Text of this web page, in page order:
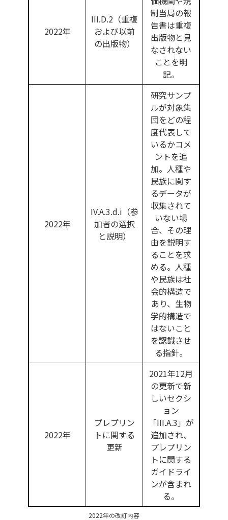
2022年
III.D.2（重複
および以前
の出版物）
制当局の報
告書は重複
出版物と見
なされない
ことを明
記。
2022年
IV.A.3.d.i（参
加者の選択
と説明）
研究サンプ
ルが対象集
団をどの程
度代表して
いるかコメ
ントを追
加。人種や
民族に関す
るデータが
収集されて
いない場
合、その理
由を説明す
ることを求
める。人種
や民族は社
会的構造で
あり、生物
学的構造で
はないこと
を認識させ
る指針。
2022年
プレプリン
トに関する
更新
2021年12月
の更新で新
しいセクシ
ョン
「III.A.3」が
追加され、
プレプリン
トに関する
ガイドライ
ンが含まれ
る。
2022年の改訂内容